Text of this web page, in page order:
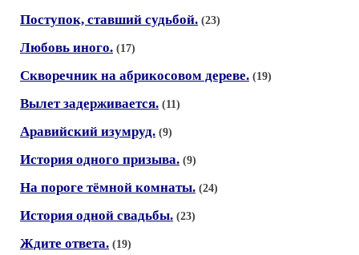
Поступок, ставший судьбой. (23)
Любовь иного. (17)
Скворечник на абрикосовом дереве. (19)
Вылет задерживается. (11)
Аравийский изумруд. (9)
История одного призыва. (9)
На пороге тёмной комнаты. (24)
История одной свадьбы. (23)
Ждите ответа. (19)